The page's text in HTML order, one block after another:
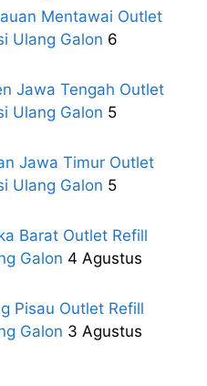
Mentawai Outlet
Ulang Galon 6
Jawa Tengah Outlet
Ulang Galon 5
Jawa Timur Outlet
Ulang Galon 5
Barat Outlet Refill
Galon 4 Agustus
Pisau Outlet Refill
Galon 3 Agustus